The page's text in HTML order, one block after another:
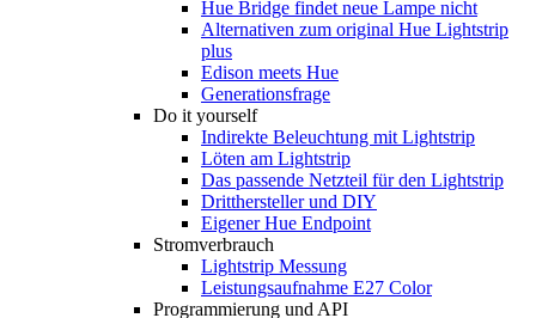
Hue Bridge findet neue Lampe nicht
Alternativen zum original Hue Lightstrip
plus
Edison meets Hue
Generationsfrage
Do it yourself
Indirekte Beleuchtung mit Lightstrip
Löten am Lightstrip
Das passende Netzteil für den Lightstrip
Dritthersteller und DIY
Eigener Hue Endpoint
Stromverbrauch
Lightstrip Messung
Leistungsaufnahme E27 Color
Programmierung und API